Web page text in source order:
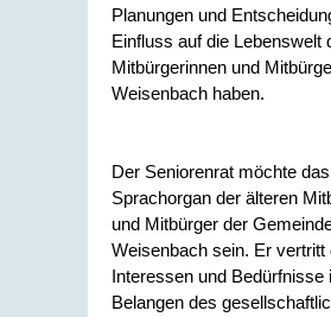
Planungen und
Einfluss auf die Lebenswelt
Mitbürgerinnen und
Weisenbach haben.
Der Seniorenrat möchte das
Sprachorgan der älteren
und Mitbürger der
Weisenbach sein. Er vertritt
Interessen und Bedürfnisse
Belangen des